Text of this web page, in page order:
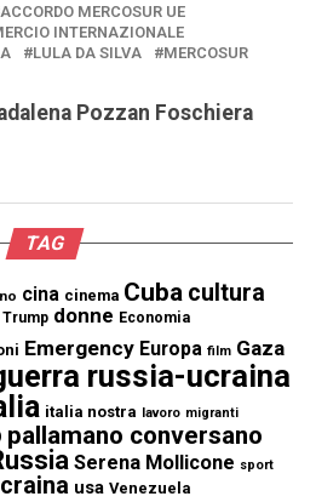
ACCORDO MERCOSUR UE
INTERNAZIONALE
LULA DA SILVA MERCOSUR
Pozzan Foschiera
TAG
cina cinema Cuba cultura
Trump donne Economia
Emergency Europa film Gaza
russia-ucraina
italia nostra lavoro migranti
pallamano conversano
Serena Mollicone sport
usa Venezuela